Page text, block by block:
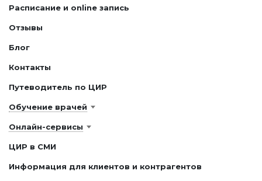
Расписание и online запись
Отзывы
Блог
Контакты
Путеводитель по ЦИР
Обучение врачей
Онлайн-сервисы
ЦИР в СМИ
Информация для клиентов и контрагентов